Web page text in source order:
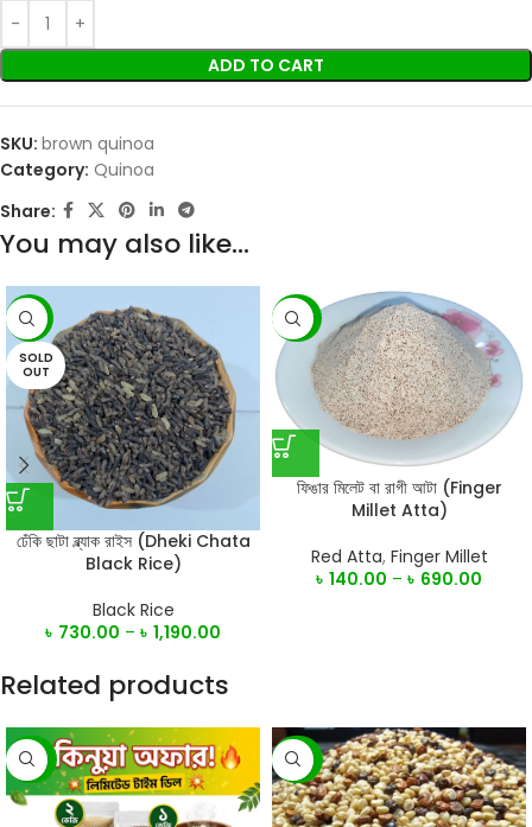
ADD TO CART
SKU: brown quinoa
Category: Quinoa
Share:
You may also like…
-5%
SOLD
OUT
ঢেঁকি ছাটা ব্ল্যাক রাইস (Dheki Chata
Black Rice)
Black Rice
৳ 730.00 – ৳ 1,190.00
-23%
ফিঙার মিলেট বা রাগী আটা (Finger
Millet Atta)
Red Atta, Finger Millet
৳ 140.00 – ৳ 690.00
Related products
-25% -28%